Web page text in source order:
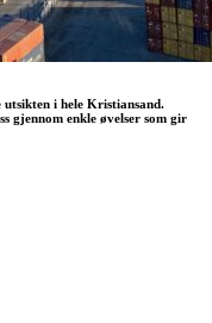
utsikten i hele Kristiansand.
gjennom enkle øvelser som gir